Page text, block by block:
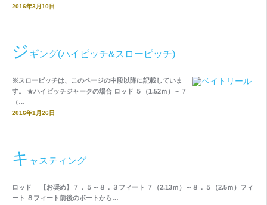
2016年3月10日
ジ ギング(ハイピッチ&スローピッチ)
※スローピッチは、このページの中段以降に記載していま
す。 ★ハイピッチジャークの場合 ロッド ５（1.52ｍ）～７
（…
2016年1月26日
キ ャスティング
ロッド 【お奨め】７．５～８．３フィート ７（2.13ｍ）～８．５（2.5ｍ）フィ
ート ８フィート前後のボートから…